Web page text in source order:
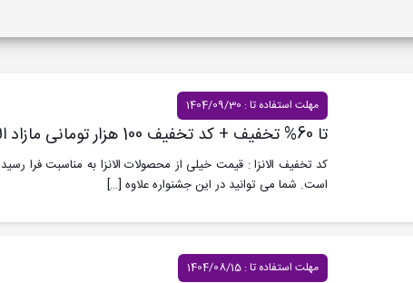
مهلت استفاده تا : 1404/09/30
تا 60% تخفیف + کد تخفیف 100 هزار تومانی مازاد الانزا به مناسبت یلدا
است. شما می توانید در این جشنواره علاوه[…]
مهلت استفاده تا : 1404/08/15